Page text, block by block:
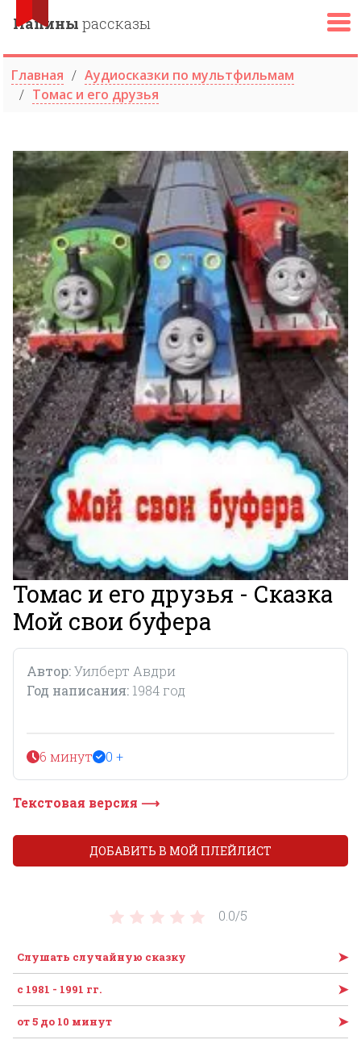
Папины рассказы
Главная
Аудиосказки по мультфильмам
Томас и его друзья
Томас и его друзья - Сказка
Мой свои буфера
Автор:Уилберт Авдри
Год написания: 1984 год
6 минут 0 +
Текстовая версия ⟶
0.0/5
Слушать случайную сказку ➤
с 1981 - 1991 гг. ➤
от 5 до 10 минут ➤
ДОБАВИТЬ В МОЙ ПЛЕЙЛИСТ